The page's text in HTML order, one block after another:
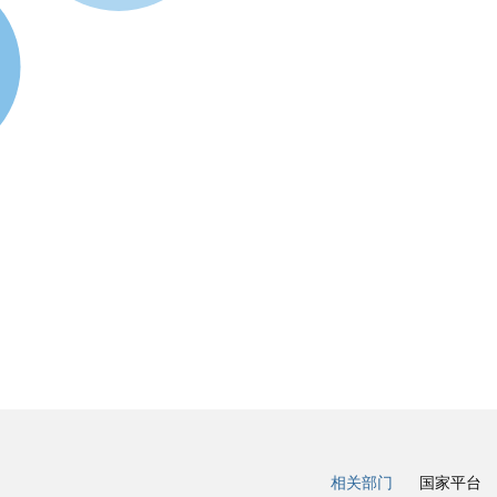
相关部门 国家平台